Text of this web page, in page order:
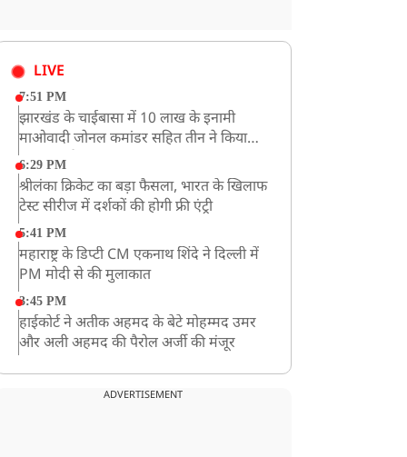
LIVE
7:51 PM
झारखंड के चाईबासा में 10 लाख के इनामी
माओवादी जोनल कमांडर सहित तीन ने किया
आत्मसमर्पण
6:29 PM
श्रीलंका क्रिकेट का बड़ा फैसला, भारत के खिलाफ
टेस्ट सीरीज में दर्शकों की होगी फ्री एंट्री
5:41 PM
महाराष्ट्र के डिप्टी CM एकनाथ शिंदे ने दिल्ली में
PM मोदी से की मुलाकात
3:45 PM
हाईकोर्ट ने अतीक अहमद के बेटे मोहम्मद उमर
और अली अहमद की पैरोल अर्जी की मंजूर
CM योगी का सपा पर हमला, कहा- वोट बैंक की
ADVERTISEMENT